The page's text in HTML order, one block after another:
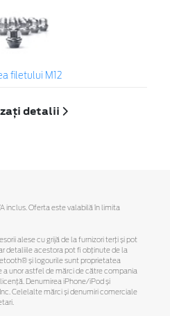
filetului M12
detalii
inclus. Oferta este valabilă în limita
alese cu grijă de la furnizori terți și pot
detaliile acestora pot fi obținute de la
și logourile sunt proprietatea
a unor astfel de mărci de către compania
Denumirea iPhone/iPod și
Celelalte mărci și denumiri comerciale